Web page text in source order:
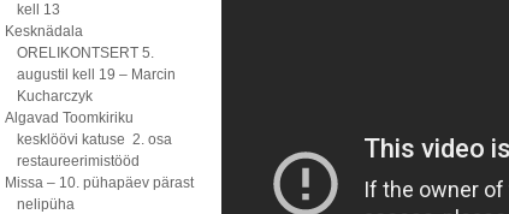
kell 13
Kesknädala
ORELIKONTSERT 5.
augustil kell 19 – Marcin
Kucharczyk
Algavad Toomkiriku
kesklöövi katuse 2. osa
restaureerimistööd
Missa – 10. pühapäev pärast
nelipüha